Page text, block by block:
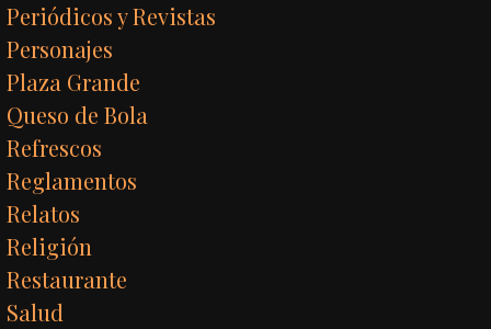
Periódicos y Revistas
Personajes
Plaza Grande
Queso de Bola
Refrescos
Reglamentos
Relatos
Religión
Restaurante
Salud